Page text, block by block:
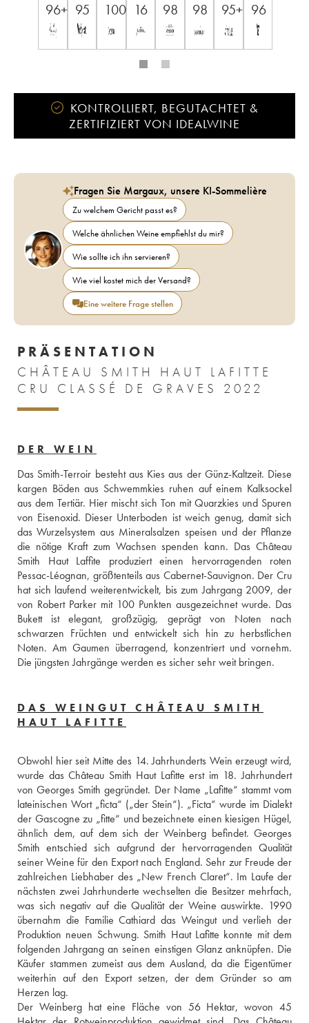
96+ 95 100 16 98 98 95+ 96
KONTROLLIERT, BEGUTACHTET &
ZERTIFIZIERT VON IDEALWINE
Fragen Sie Margaux, unsere KI-Sommelière
Zu welchem Gericht passt es?
Welche ähnlichen Weine empfiehlst du mir?
Wie sollte ich ihn servieren?
Wie viel kostet mich der Versand?
Eine weitere Frage stellen
PRÄSENTATION
CHÂTEAU SMITH HAUT LAFITTE
CRU CLASSÉ DE GRAVES 2022
DER WEIN
Das Smith-Terroir besteht aus Kies aus der Günz-Kaltzeit. Diese
kargen Böden aus Schwemmkies ruhen auf einem Kalksockel
aus dem Tertiär. Hier mischt sich Ton mit Quarzkies und Spuren
von Eisenoxid. Dieser Unterboden ist weich genug, damit sich
das Wurzelsystem aus Mineralsalzen speisen und der Pflanze
die nötige Kraft zum Wachsen spenden kann. Das Château
Smith Haut Laffite produziert einen hervorragenden roten
Pessac-Léognan, größtenteils aus Cabernet-Sauvignon. Der Cru
hat sich laufend weiterentwickelt, bis zum Jahrgang 2009, der
von Robert Parker mit 100 Punkten ausgezeichnet wurde. Das
Bukett ist elegant, großzügig, geprägt von Noten nach
schwarzen Früchten und entwickelt sich hin zu herbstlichen
Noten. Am Gaumen überragend, konzentriert und vornehm.
Die jüngsten Jahrgänge werden es sicher sehr weit bringen.
DAS WEINGUT CHÂTEAU SMITH
HAUT LAFITTE
Obwohl hier seit Mitte des 14. Jahrhunderts Wein erzeugt wird,
wurde das Château Smith Haut Lafitte erst im 18. Jahrhundert
von Georges Smith gegründet. Der Name „Lafitte“ stammt vom
lateinischen Wort „ficta“ („der Stein“). „Ficta“ wurde im Dialekt
der Gascogne zu „fitte“ und bezeichnete einen kiesigen Hügel,
ähnlich dem, auf dem sich der Weinberg befindet. Georges
Smith entschied sich aufgrund der hervorragenden Qualität
seiner Weine für den Export nach England. Sehr zur Freude der
zahlreichen Liebhaber des „New French Claret“. Im Laufe der
nächsten zwei Jahrhunderte wechselten die Besitzer mehrfach,
was sich negativ auf die Qualität der Weine auswirkte. 1990
übernahm die Familie Cathiard das Weingut und verlieh der
Produktion neuen Schwung. Smith Haut Lafitte konnte mit dem
folgenden Jahrgang an seinen einstigen Glanz anknüpfen. Die
Käufer stammen zumeist aus dem Ausland, da die Eigentümer
weiterhin auf den Export setzen, der dem Gründer so am
Herzen lag.
Der Weinberg hat eine Fläche von 56 Hektar, wovon 45